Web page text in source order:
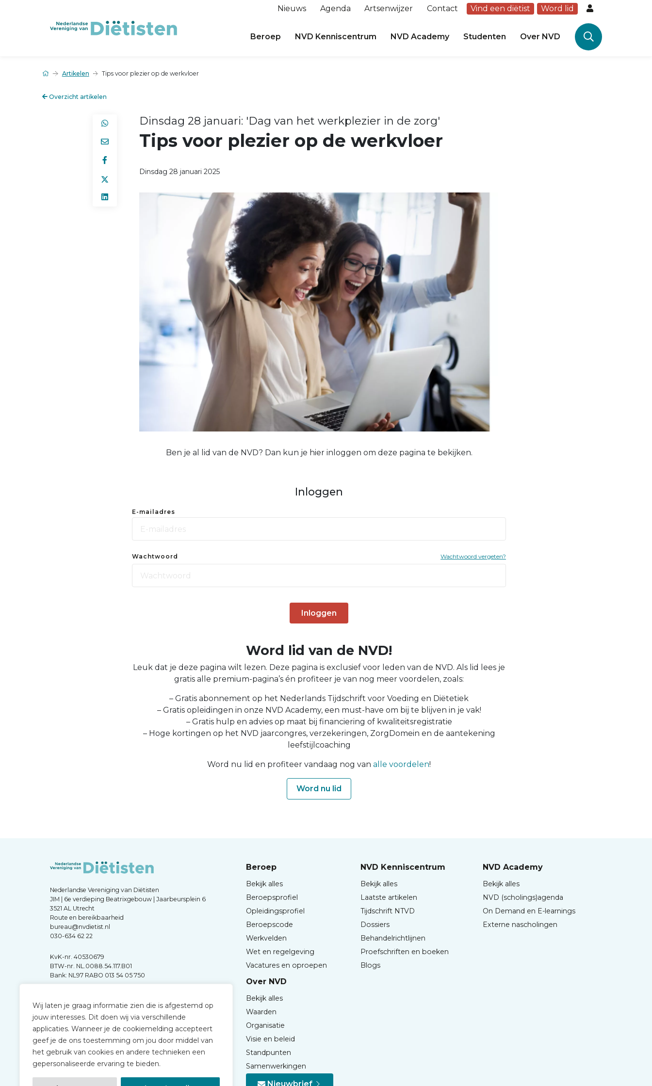
Wij laten je graag informatie zien die is afgestemd op
jouw interesses. Dit doen wij via verschillende
applicaties. Wanneer je de cookiemelding accepteert
geef je de ons toestemming om jou door middel van
het gebruik van cookies en andere technieken een
gepersonaliseerde ervaring te bieden.
Nieuws Agenda Artsenwijzer Contact Vind een diëtist Word lid
Beroep NVD Kenniscentrum NVD Academy Studenten Over NVD
Artikelen Tips voor plezier op de werkvloer
Overzicht artikelen
Dinsdag 28 januari: 'Dag van het werkplezier in de zorg'
Tips voor plezier op de werkvloer
Dinsdag 28 januari 2025
Ben je al lid van de NVD? Dan kun je hier inloggen om deze pagina te bekijken.
Inloggen
E-mailadres
Wachtwoord Wachtwoord vergeten?
Inloggen
Word lid van de NVD!
Leuk dat je deze pagina wilt lezen. Deze pagina is exclusief voor leden van de NVD. Als lid lees je
gratis alle premium-pagina’s én profiteer je van nog meer voordelen, zoals:
– Gratis abonnement op het Nederlands Tijdschrift voor Voeding en Diëtetiek
– Gratis opleidingen in onze NVD Academy, een must-have om bij te blijven in je vak!
– Gratis hulp en advies op maat bij financiering of kwaliteitsregistratie
– Hoge kortingen op het NVD jaarcongres, verzekeringen, ZorgDomein en de aantekening
leefstijlcoaching
Word nu lid en profiteer vandaag nog van alle voordelen!
Word nu lid
Nederlandse Vereniging van Diëtisten
JIM | 6e verdieping Beatrixgebouw | Jaarbeursplein 6
3521 AL Utrecht
Route en bereikbaarheid
bureau@nvdietist.nl
030-634 62 22
KvK-nr. 40530679
BTW-nr. NL.0088.54.117.B01
Bank: NL97 RABO 013 54 05 750
Beroep
Bekijk alles
Beroepsprofiel
Opleidingsprofiel
Beroepscode
Werkvelden
Wet en regelgeving
Vacatures en oproepen
NVD Kenniscentrum
Bekijk alles
Laatste artikelen
Tijdschrift NTVD
Dossiers
Behandelrichtlijnen
Proefschriften en boeken
Blogs
NVD Academy
Bekijk alles
NVD (scholings)agenda
On Demand en E-learnings
Externe nascholingen
Over NVD
Bekijk alles
Waarden
Organisatie
Visie en beleid
Standpunten
Samenwerkingen
Nieuwbrief